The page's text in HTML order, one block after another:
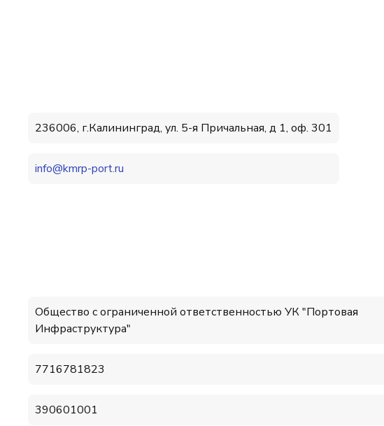
236006, г.Калининград, ул. 5-я Причальная, д 1, оф. 301
info@kmrp-port.ru
Общество с ограниченной ответственностью УК "Портовая
Инфраструктура"
7716781823
390601001